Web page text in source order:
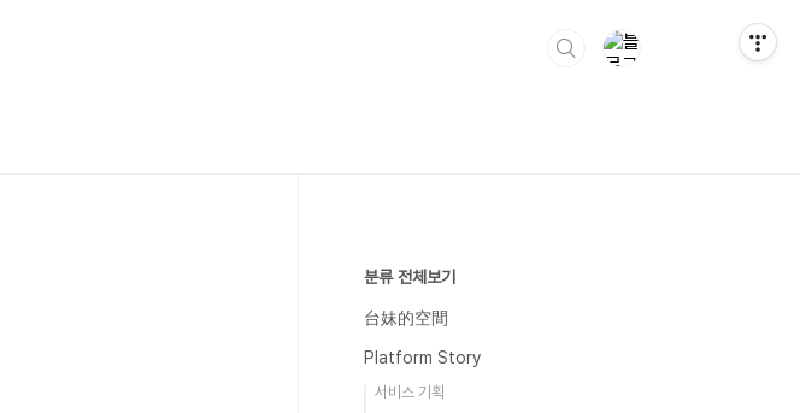
분류 전체보기
台妹的空間
Platform Story
서비스 기획